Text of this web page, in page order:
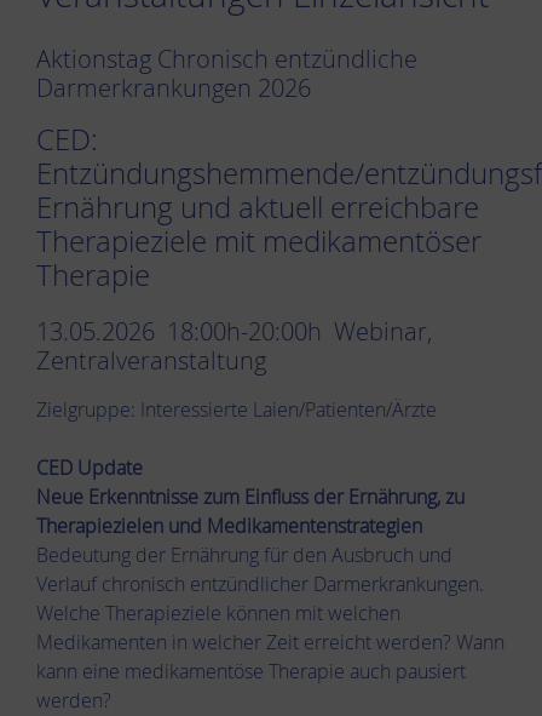
Aktionstag Chronisch entzündliche
Darmerkrankungen 2026
CED:
Entzündungshemmende/
Ernährung und aktuell erreichbare
Therapieziele mit medikamentöser
Therapie
13.05.2026 18:00h-20:00h Webinar,
Zentralveranstaltung
Zielgruppe: Interessierte Laien/Patienten/Ärzte
CED Update
Neue Erkenntnisse zum Einfluss der Ernährung, zu
Therapiezielen und Medikamentenstrategien
Bedeutung der Ernährung für den Ausbruch und
Verlauf chronisch entzündlicher Darmerkrankungen.
Welche Therapieziele können mit welchen
Medikamenten in welcher Zeit erreicht werden? Wann
kann eine medikamentöse Therapie auch pausiert
werden?